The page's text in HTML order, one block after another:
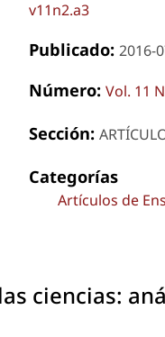
v11n2.a3
Publicado: 2016-
Número: Vol. 11
Sección:
Categorías
Artículos de
ciencias: